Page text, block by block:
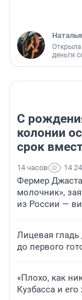
деньги
С
колонии
срок
14 часов 14
Фермер
молочник»,
из России —
Лицевая гладь
до первого
«Плохо, как
Кузбасса и его